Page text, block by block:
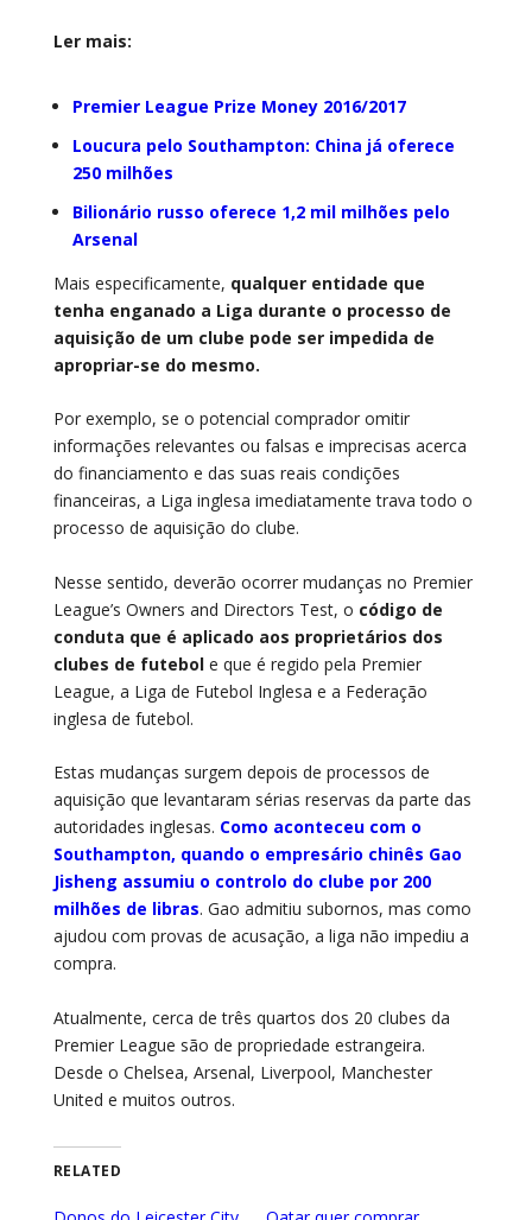
Ler mais:
Premier League Prize Money 2016/2017
Loucura pelo Southampton: China já oferece
250 milhões
Bilionário russo oferece 1,2 mil milhões pelo
Arsenal
Mais especificamente, qualquer entidade que
tenha enganado a Liga durante o processo de
aquisição de um clube pode ser impedida de
apropriar-se do mesmo.
Por exemplo, se o potencial comprador omitir
informações relevantes ou falsas e imprecisas acerca
do financiamento e das suas reais condições
financeiras, a Liga inglesa imediatamente trava todo o
processo de aquisição do clube.
Nesse sentido, deverão ocorrer mudanças no Premier
League’s Owners and Directors Test, o código de
conduta que é aplicado aos proprietários dos
clubes de futebole que é regido pela Premier
League, a Liga de Futebol Inglesa e a Federação
inglesa de futebol.
Estas mudanças surgem depois de processos de
aquisição que levantaram sérias reservas da parte das
autoridades inglesas. Como aconteceu com o
Southampton, quando o empresário chinês Gao
Jisheng assumiu o controlo do clube por 200
milhões de libras. Gao admitiu subornos, mas como
ajudou com provas de acusação, a liga não impediu a
compra.
Atualmente, cerca de três quartos dos 20 clubes da
Premier League são de propriedade estrangeira.
Desde o Chelsea, Arsenal, Liverpool, Manchester
United e muitos outros.
RELATED